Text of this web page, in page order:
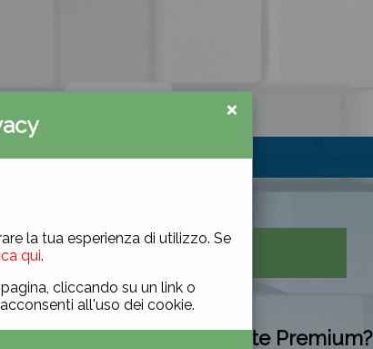
×
la tua esperienza di utilizzo. Se
qui.
cliccando su un link o
all'uso dei cookie.
gara
scaricare i bandi di gara.
di 15 giorni come utente Premium?